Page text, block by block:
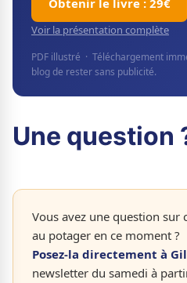
Obtenir le livre : 29€
Voir la présentation complète
PDF illustré · Téléchargement
blog de rester sans publicité.
Une question
Vous avez une question sur
au potager en ce moment ?
Posez-la directement à
newsletter du samedi à